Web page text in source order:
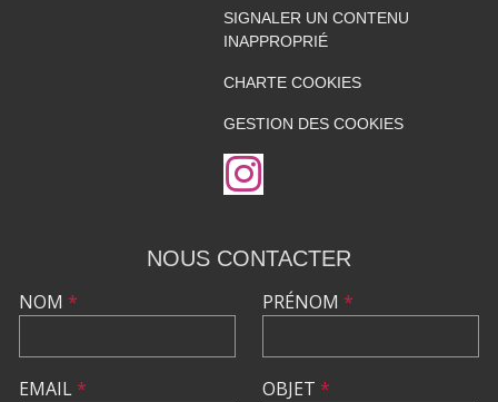
SIGNALER UN CONTENU
INAPPROPRIÉ
CHARTE COOKIES
GESTION DES COOKIES
NOUS CONTACTER
NOM *
EMAIL*
PRÉNOM *
OBJET *